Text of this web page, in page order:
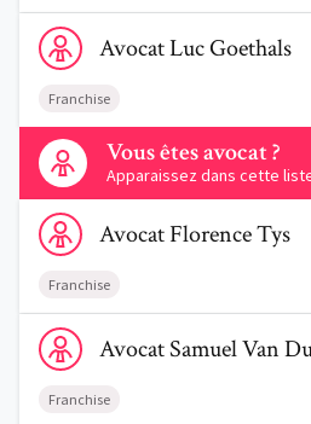
Voir le profil de AvocatLuc Goethals
AvocatLucGoethals
Franchise
Vous êtes avocat ?
Apparaissez dans cette
Contactez-nous
Voir le profil de AvocatFlorence Tys
AvocatFlorenceTys
Franchise
Voir le profil de AvocatSamuel Van
AvocatSamuelVan
Franchise